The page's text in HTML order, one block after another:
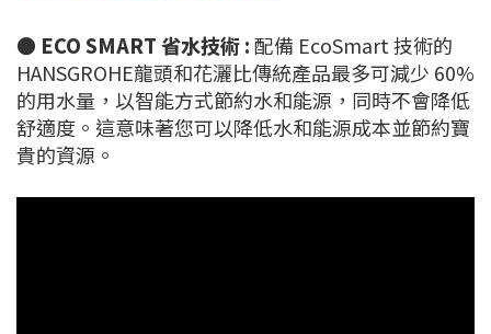
● ECO SMART 省水技術 :配備 EcoSmart 技術的
HANSGROHE龍頭和花灑比傳統產品最多可減少 60%
的用水量，以智能方式節約水和能源，同時不會降低
舒適度。這意味著您可以降低水和能源成本並節約寶
貴的資源。